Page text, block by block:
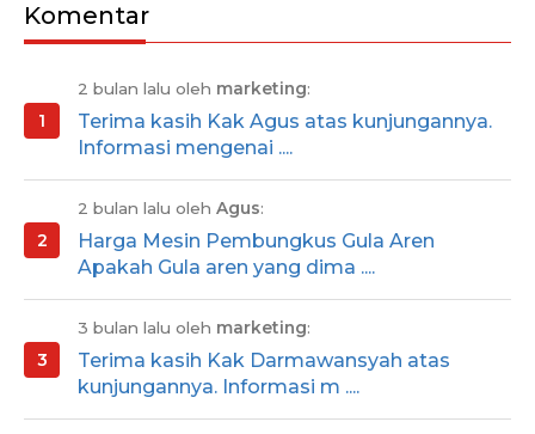
Komentar
2 bulan lalu oleh marketing:
Terima kasih Kak Agus atas kunjungannya.
Informasi mengenai ....
2 bulan lalu oleh Agus:
Harga Mesin Pembungkus Gula Aren
Apakah Gula aren yang dima ....
3 bulan lalu oleh marketing:
Terima kasih Kak Darmawansyah atas
kunjungannya. Informasi m ....